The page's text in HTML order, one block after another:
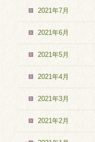
2021年7月
2021年6月
2021年5月
2021年4月
2021年3月
2021年2月